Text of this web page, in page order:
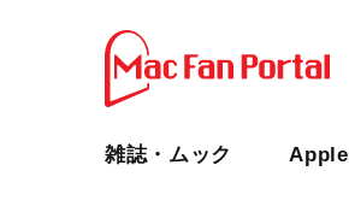
雑誌・ムック Apple